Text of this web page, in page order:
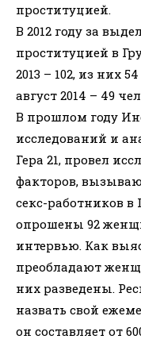
проституцией.
В 2012 году за
проституцией в
2013 – 102, из них
август 2014 – 49
В прошлом году
исследований и
Гера 21, провел
факторов,
секс-работников
опрошены 92
интервью. Как
преобладают
них разведены.
назвать свой
он составляет от